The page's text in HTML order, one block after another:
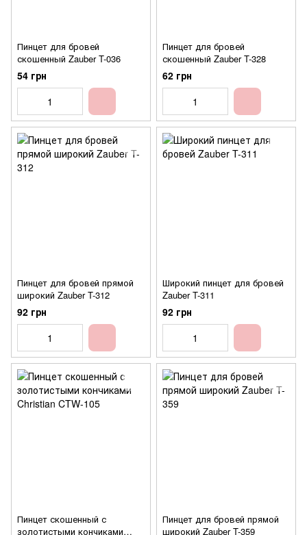
Пинцет для бровей
скошенный Zauber T-036
54 грн
Пинцет для бровей
скошенный Zauber T-328
62 грн
Пинцет для бровей прямой
широкий Zauber T-312
92 грн
Широкий пинцет для бровей
Zauber T-311
92 грн
Пинцет скошенный с
золотистыми кончиками
Пинцет для бровей прямой
широкий Zauber T-359